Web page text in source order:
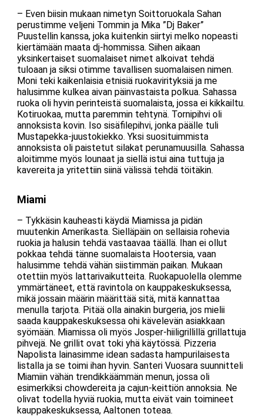
– Even biisin mukaan nimetyn Soittoruokala Sahan
perustimme veljeni Tommin ja Mika ”Dj Baker”
Puustellin kanssa, joka kuitenkin siirtyi melko nopeasti
kiertämään maata dj-hommissa. Siihen aikaan
yksinkertaiset suomalaiset nimet alkoivat tehdä
tuloaan ja siksi otimme tavallisen suomalaisen nimen.
Moni teki kaikenlaisia etnisiä ruokavirityksiä ja me
halusimme kulkea aivan päinvastaista polkua. Sahassa
ruoka oli hyvin perinteistä suomalaista, jossa ei kikkailtu.
Kotiruokaa, mutta paremmin tehtynä. Tornipihvi oli
annoksista kovin. Iso sisäfilepihvi, jonka päälle tuli
Mustapekka-juustokiekko. Yksi suosituimmista
annoksista oli paistetut silakat perunamuusilla. Sahassa
aloitimme myös lounaat ja siellä istui aina tuttuja ja
kavereita ja yritettiin siinä välissä tehdä töitäkin.
Miami
– Tykkäsin kauheasti käydä Miamissa ja pidän
muutenkin Amerikasta. Sielläpäin on sellaisia rohevia
ruokia ja halusin tehdä vastaavaa täällä. Ihan ei ollut
pokkaa tehdä tänne suomalaista Hootersia, vaan
halusimme tehdä vähän siistimmän paikan. Mukaan
otettiin myös lattarivaikutteita. Ruokapuolella olemme
ymmärtäneet, että ravintola on kauppakeskuksessa,
mikä jossain määrin määrittää sitä, mitä kannattaa
menulla tarjota. Pitää olla ainakin burgeria, jos mielii
saada kauppakeskuksessa ohi kävelevän asiakkaan
syömään. Miamissa oli myös Josper-hiiligrillillä grillattuja
pihvejä. Ne grillit ovat toki yhä käytössä. Pizzeria
Napolista lainasimme idean sadasta hampurilaisesta
listalla ja se toimi ihan hyvin. Santeri Vuosara suunnitteli
Miamiin vähän trendikkäämmän menun, jossa oli
esimerkiksi chowdereita ja cajun-keittiön annoksia. Ne
olivat todella hyviä ruokia, mutta eivät vain toimineet
kauppakeskuksessa, Aaltonen toteaa.